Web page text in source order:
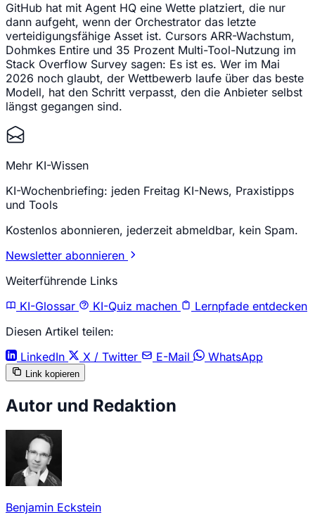
GitHub hat mit Agent HQ eine Wette platziert, die nur
dann aufgeht, wenn der Orchestrator das letzte
verteidigungsfähige Asset ist. Cursors ARR-Wachstum,
Dohmkes Entire und 35 Prozent Multi-Tool-Nutzung im
Stack Overflow Survey sagen: Es ist es. Wer im Mai
2026 noch glaubt, der Wettbewerb laufe über das beste
Modell, hat den Schritt verpasst, den die Anbieter selbst
längst gegangen sind.
Mehr KI-Wissen
KI-Wochenbriefing: jeden Freitag KI-News, Praxistipps
und Tools
Kostenlos abonnieren, jederzeit abmeldbar, kein Spam.
Newsletter abonnieren
Weiterführende Links
KI-Glossar
KI-Quiz machen
Lernpfade entdecken
Diesen Artikel teilen:
LinkedIn
X / Twitter E-Mail WhatsApp
Link kopieren
Autor und Redaktion
Benjamin Eckstein